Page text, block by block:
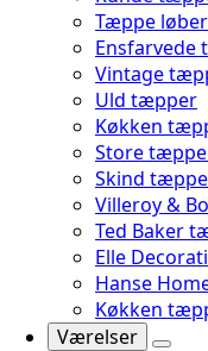
Tæppe
Ensfarvede
Vintage
Uld tæpper
Køkken
Store
Skind
Villeroy &
Ted Baker
Elle
Hanse
Køkken
Værelser